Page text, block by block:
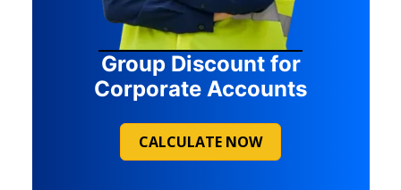
Group Discount for
Corporate Accounts
CALCULATE NOW